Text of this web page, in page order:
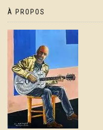
À PROPOS